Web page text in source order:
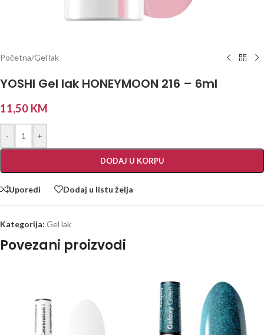
Početna/Gel lak
YOSHI Gel lak HONEYMOON 216 – 6ml
11,50 KM
- +
DODAJ U KORPU
Uporedi Dodaj u listu želja
Kategorija: Gel lak
Povezani proizvodi